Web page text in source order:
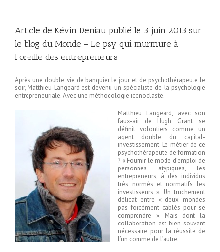
Article de Kévin Deniau publié le 3 juin 2013 sur
le blog du Monde – Le psy qui murmure à
l’oreille des entrepreneurs
Après une double vie de banquier le jour et de psychothérapeute le
soir, Matthieu Langeard est devenu un spécialiste de la psychologie
entrepreneuriale. Avec une méthodologie iconoclaste.
Matthieu Langeard, avec son
faux-air de Hugh Grant, se
définit volontiers comme un
agent double du capital-
investissement. Le métier de ce
psychothérapeute de formation
? « Fournir le mode d’emploi de
personnes atypiques, les
entrepreneurs, à des individus
très normés et normatifs, les
investisseurs ». Un truchement
délicat entre « deux mondes
pas forcément cablés pour se
comprendre ». Mais dont la
collaboration est bien souvent
nécessaire pour la réussite de
l’un comme de l’autre.